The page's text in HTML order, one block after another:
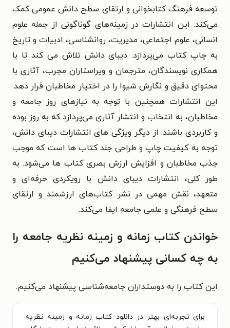
توسعه فرهنگ کتابخوانی و ارتقای سطح دانش عمومی کمک
می‌کند. این انتشارات در زمینه‌‌های گوناگونی از جمله علوم
انسانی، علوم اجتماعی، مدیریت، روانشناسی، ادبیات و تاریخ
به چاپ کتاب می‌پردازد. دیبای دانش تلاش می کند تا با
همکاری نویسندگان، مترجمان و ویراستاران مجرب، آثاری با
محتوای دقیق و نگارش شیوا را در اختیار مخاطبان قرار دهد.
این انتشارات همچنین با توجه به نیازهای روز جامعه و
مخاطبان، به انتخاب و انتشار آثاری می‌پردازد که به روز بوده
و کاربردی باشند. از دیگر ویژگی های انتشارات دیبای دانش،
توجه به کیفیت چاپ و طراحی جلد کتاب ها است که موجب
جذب مخاطبان و افزایش ارزش بصری کتاب ها می‌شود. به
طور کلی، انتشارات دیبای دانش با رویکردی حرفه‌ای و
متعهد، نقش مهمی در نشر کتاب‌های ارزشمند و ارتقای
سطح فرهنگی و علمی جامعه ایفا می‌کند.
خواندن کتاب زمانه و زمینه نظریه جامعه را
به چه کسانی پیشنهاد می‌کنیم
این کتاب را به دوستداران جامعه‌شناسی پیشنهاد می‌کنیم.
برای تجربه‌ای بهتر در دانلود کتاب زمانه و زمینه نظریه